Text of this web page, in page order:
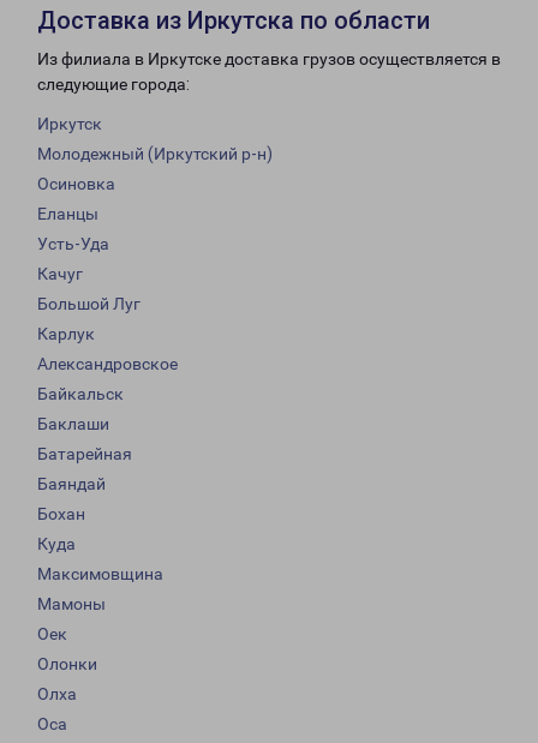
Доставка из Иркутска по области
Из филиала в Иркутске доставка грузов осуществляется в
следующие города:
Иркутск
Молодежный (Иркутский р-н)
Осиновка
Еланцы
Усть-Уда
Качуг
Большой Луг
Карлук
Александровское
Байкальск
Баклаши
Батарейная
Баяндай
Бохан
Куда
Максимовщина
Мамоны
Оек
Олонки
Олха
Оса